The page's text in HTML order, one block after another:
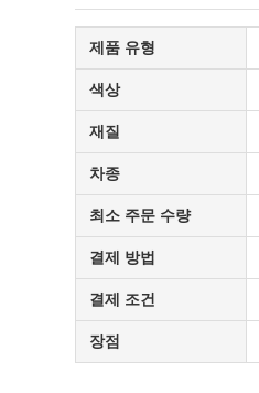
제품 유형
색상
재질
차종
최소 주문 수량
결제 방법
결제 조건
장점